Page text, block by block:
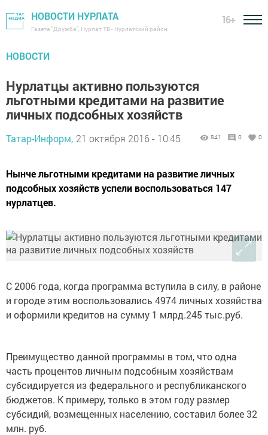
НОВОСТИ НУРЛАТА
Газета "Дружба", Нурлат ТВ - Нурлатский район
16+
НОВОСТИ
Нурлатцы активно пользуются
льготными кредитами на развитие
личных подсобных хозяйств
Татар-Информ, 21 октября 2016 - 10:45 841 0 0
Нынче льготными кредитами на развитие личных
подсобных хозяйств успели воспользоваться 147
нурлатцев.
С 2006 года, когда программа вступила в силу, в районе
и городе этим воспользовались 4974 личных хозяйства
и оформили кредитов на сумму 1 млрд.245 тыс.руб.
Преимущество данной программы в том, что одна
часть процентов личным подсобным хозяйствам
субсидируется из федерального и республиканского
бюджетов. К примеру, только в этом году размер
субсидий, возмещенных населению, составил более 32
млн. руб.